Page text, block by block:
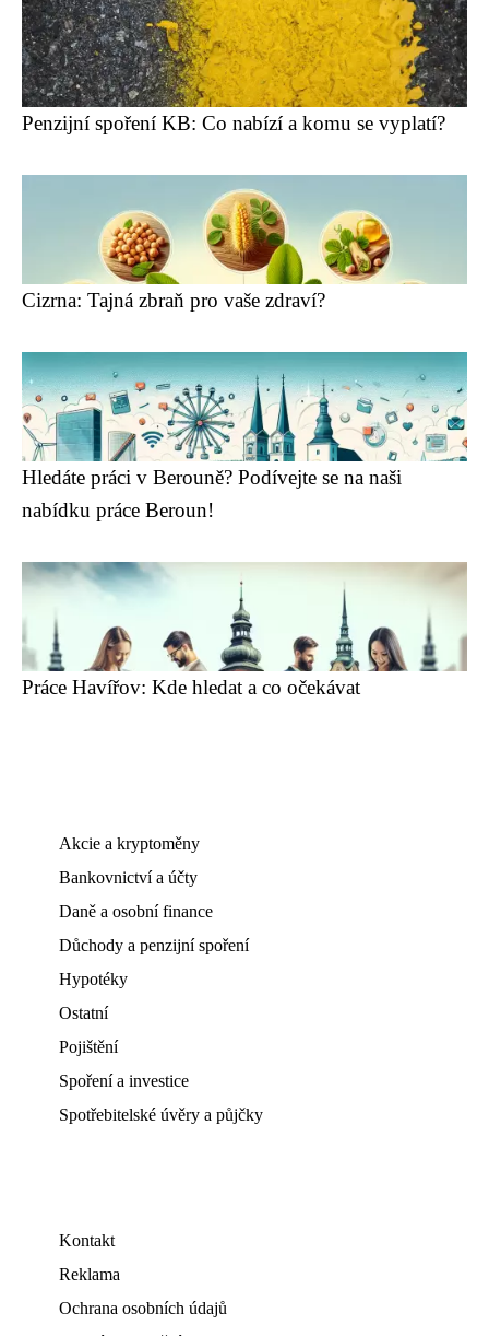
Penzijní spoření KB: Co nabízí a komu se vyplatí?
Cizrna: Tajná zbraň pro vaše zdraví?
Hledáte práci v Berouně? Podívejte se na naši
nabídku práce Beroun!
Práce Havířov: Kde hledat a co očekávat
Akcie a kryptoměny
Bankovnictví a účty
Daně a osobní finance
Důchody a penzijní spoření
Hypotéky
Ostatní
Pojištění
Spoření a investice
Spotřebitelské úvěry a půjčky
Kontakt
Reklama
Ochrana osobních údajů